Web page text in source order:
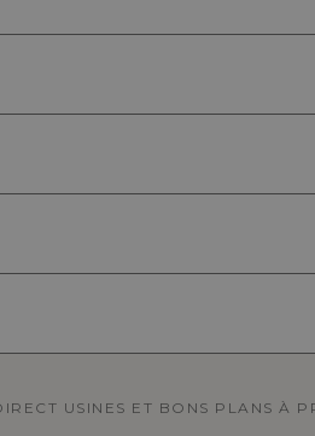
USINES ET BONS PLANS